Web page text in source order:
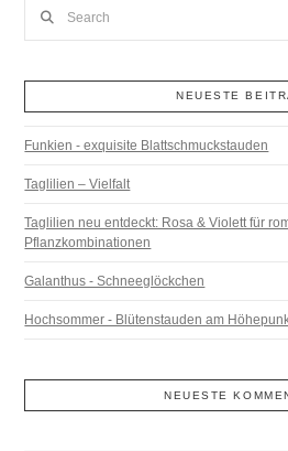
NEUESTE
Funkien - exquisite Blattschmuckstauden
Taglilien – Vielfalt
Taglilien neu entdeckt: Rosa & Violett für
Pflanzkombinationen
Galanthus - Schneeglöckchen
Hochsommer - Blütenstauden am
NEUESTE